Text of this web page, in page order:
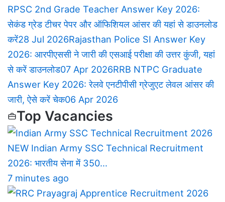
RPSC 2nd Grade Teacher Answer Key 2026:
सेकंड ग्रेड टीचर पेपर और ऑफिशियल आंसर की यहां से डाउनलोड
करें28 Jul 2026Rajasthan Police SI Answer Key
2026: आरपीएससी ने जारी की एसआई परीक्षा की उत्तर कुंजी, यहां
से करें डाउनलोड07 Apr 2026RRB NTPC Graduate
Answer Key 2026: रेलवे एनटीपीसी ग्रेजुएट लेवल आंसर की
जारी, ऐसे करें चेक06 Apr 2026
Top Vacancies
NEW Indian Army SSC Technical Recruitment
2026: भारतीय सेना में 350…
7 minutes ago